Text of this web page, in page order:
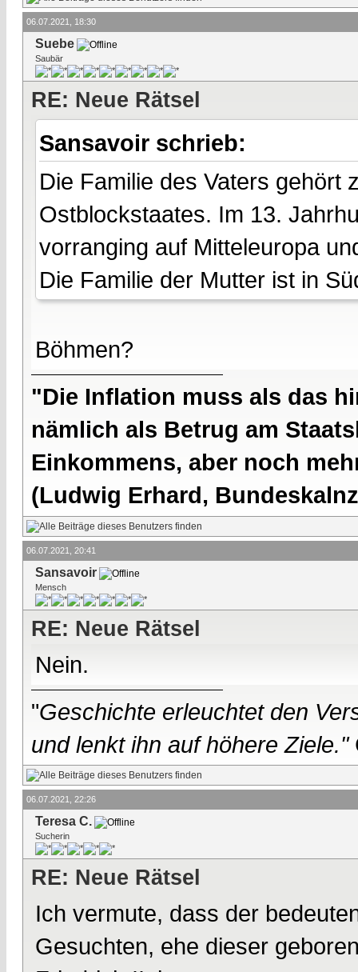
06.07.2021, 18:30
Suebe
Saubär
RE: Neue Rätsel
Sansavoir schrieb:
Die Familie des Vaters gehört
Ostblockstaates. Im 13.
vorranging auf Mitteleuropa
Die Familie der Mutter ist in
Böhmen?
"Die Inflation muss als das
nämlich als Betrug am
Einkommens, aber noch
(Ludwig Erhard,
06.07.2021, 20:41
Sansavoir
Mensch
RE: Neue Rätsel
Nein.
"Geschichte erleuchtet den
und lenkt ihn auf höhere Ziele."
06.07.2021, 22:26
Teresa C.
Sucherin
RE: Neue Rätsel
Ich vermute, dass der
Gesuchten, ehe dieser